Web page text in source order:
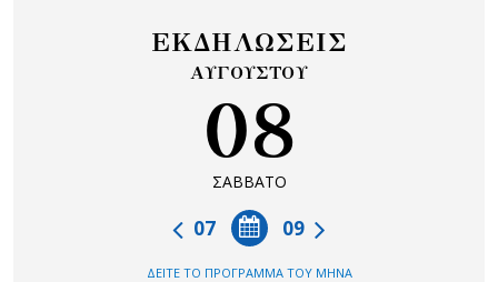
ΕΚΔΗΛΩΣΕΙΣ
ΑΥΓΟΥΣΤΟΥ
08
ΣΑΒΒΑΤΟ
09
07
ΔΕΙΤΕ ΤΟ ΠΡΟΓΡΑΜΜΑ ΤΟΥ ΜΗΝΑ